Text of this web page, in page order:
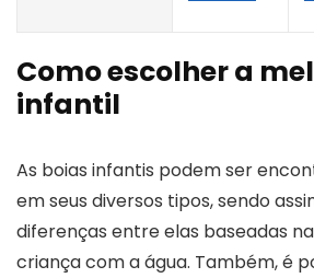
Como escolher a
infantil
As boias infantis podem ser
em seus diversos tipos, sendo
diferenças entre elas baseadas
criança com a água. Também, é